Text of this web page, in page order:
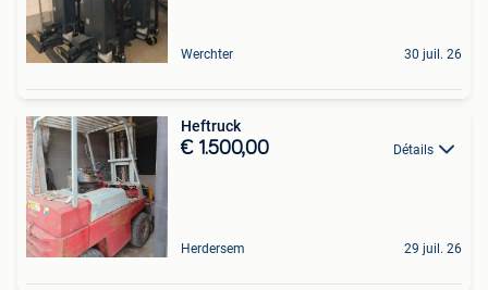
Werchter 30 juil. 26
Heftruck
€ 1.500,00 Détails
Herdersem 29 juil. 26